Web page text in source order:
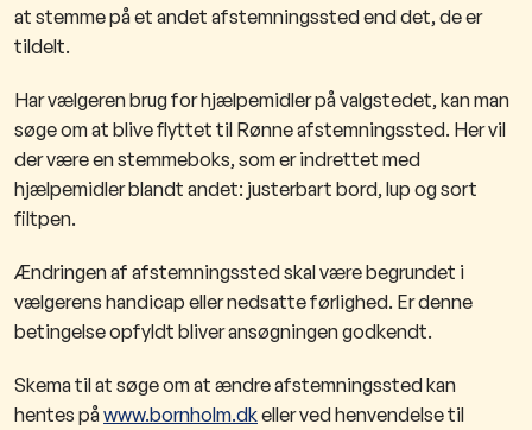
at stemme på et andet afstemningssted end det, de er
tildelt.
Har vælgeren brug for hjælpemidler på valgstedet, kan man
søge om at blive flyttet til Rønne afstemningssted. Her vil
der være en stemmeboks, som er indrettet med
hjælpemidler blandt andet: justerbart bord, lup og sort
filtpen.
Ændringen af afstemningssted skal være begrundet i
vælgerens handicap eller nedsatte førlighed. Er denne
betingelse opfyldt bliver ansøgningen godkendt.
Skema til at søge om at ændre afstemningssted kan
hentes påwww.bornholm.dkeller ved henvendelse til